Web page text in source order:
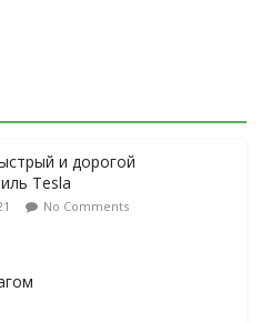
и дорогой
Tesla
No Comments